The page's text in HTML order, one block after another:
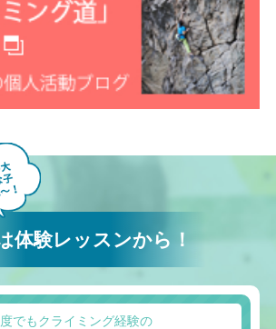
体験レッスンから！
でもクライミング経験の